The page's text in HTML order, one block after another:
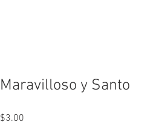
Maravilloso y Santo
$3.00